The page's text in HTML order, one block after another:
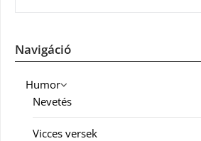
Navigáció
Humor
Nevetés
Vicces versek